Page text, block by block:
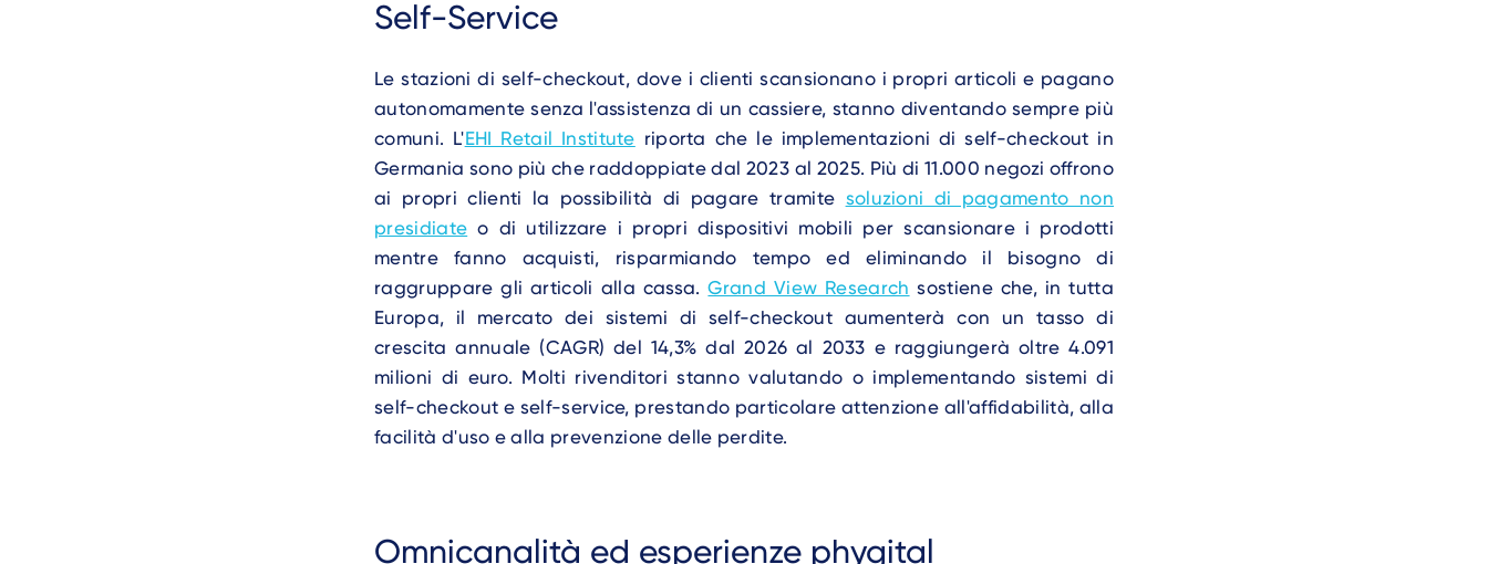
Self-Service
Le stazioni di self-checkout, dove i clienti scansionano i propri articoli e pagano
autonomamente senza l'assistenza di un cassiere, stanno diventando sempre più
comuni. L'EHI Retail Institute riporta che le implementazioni di self-checkout in
Germania sono più che raddoppiate dal 2023 al 2025. Più di 11.000 negozi offrono
ai propri clienti la possibilità di pagare tramite soluzioni di pagamento non
presidiate o di utilizzare i propri dispositivi mobili per scansionare i prodotti
mentre fanno acquisti, risparmiando tempo ed eliminando il bisogno di
raggruppare gli articoli alla cassa.Grand View Research sostiene che, in tutta
Europa, il mercato dei sistemi di self-checkout aumenterà con un tasso di
crescita annuale (CAGR) del 14,3% dal 2026 al 2033 e raggiungerà oltre 4.091
milioni di euro. Molti rivenditori stanno valutando o implementando sistemi di
self-checkout e self-service, prestando particolare attenzione all'affidabilità, alla
facilità d'uso e alla prevenzione delle perdite.
Omnicanalità ed esperienze phygital